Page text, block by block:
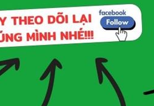
13 Pro 128GB
iPhone 13 Pro vẫn là một